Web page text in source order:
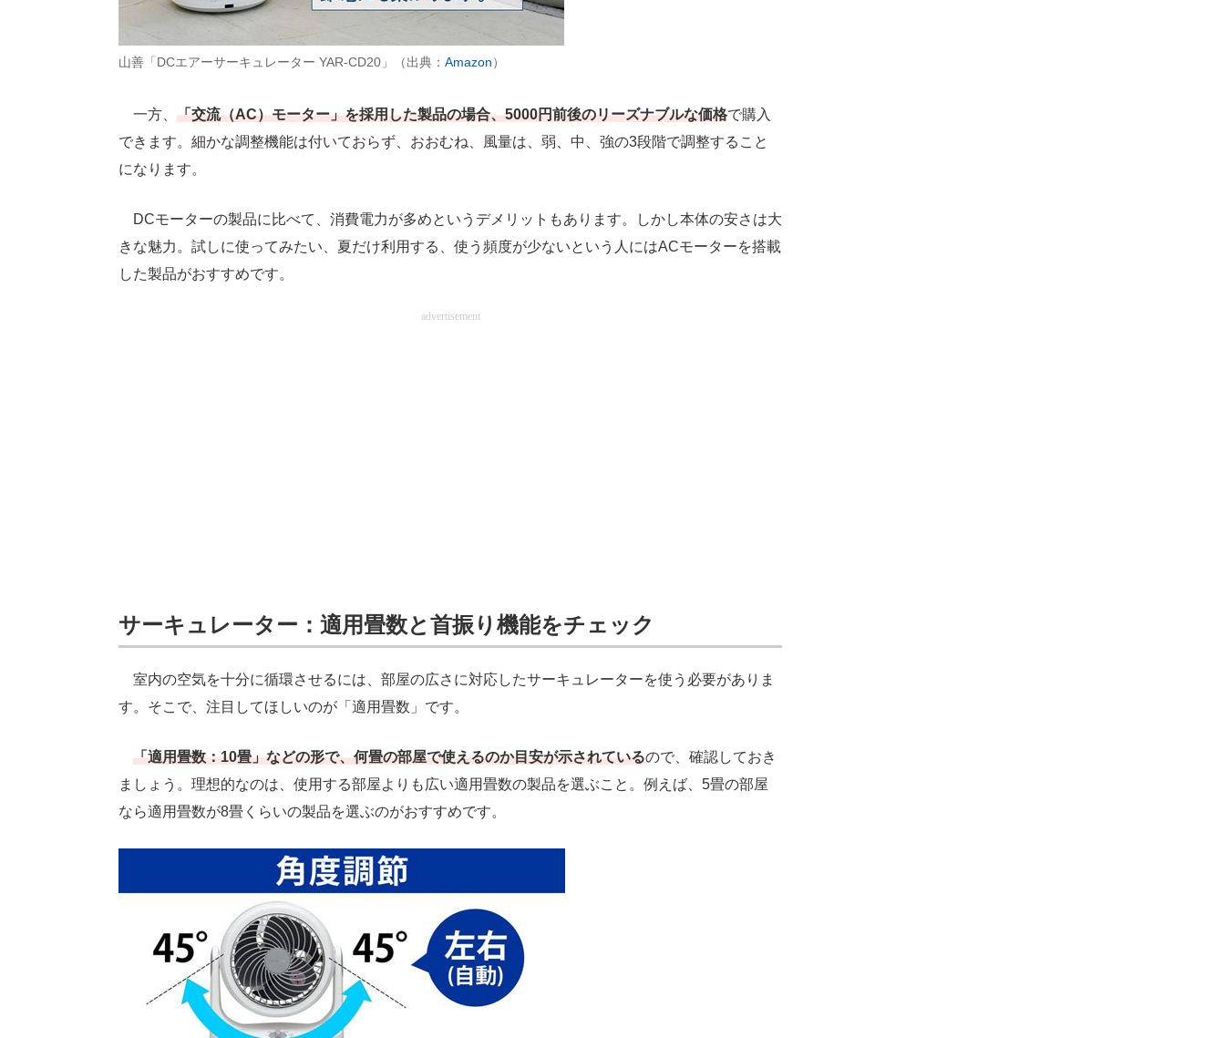
山善「DCエアーサーキュレーター YAR-CD20」（出典： Amazon）
一方、 「交流（AC）モーター」を採用した製品の場合、5000円前後のリーズナブルな価格で購入
できます。細かな調整機能は付いておらず、おおむね、風量は、弱、中、強の3段階で調整すること
になります。
DCモーターの製品に比べて、消費電力が多めというデメリットもあります。しかし本体の安さは大
きな魅力。試しに使ってみたい、夏だけ利用する、使う頻度が少ないという人にはACモーターを搭載
した製品がおすすめです。
advertisement
サーキュレーター：適用畳数と首振り機能をチェック
室内の空気を十分に循環させるには、部屋の広さに対応したサーキュレーターを使う必要がありま
す。そこで、注目してほしいのが「適用畳数」です。
「適用畳数：10畳」などの形で、何畳の部屋で使えるのか目安が示されているので、確認しておき
ましょう。理想的なのは、使用する部屋よりも広い適用畳数の製品を選ぶこと。例えば、5畳の部屋
なら適用畳数が8畳くらいの製品を選ぶのがおすすめです。